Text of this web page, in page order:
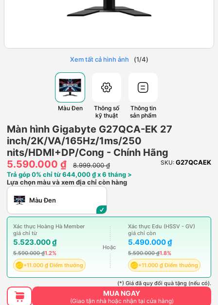
Xem tất cả hình ảnh (1/4)
Màu Đen
Thông số
kỹ thuật
Thông tin
sản phẩm
Màn hình Gigabyte G27QCA-EK 27
inch/2K/VA/165Hz/1ms/250
nits/HDMI+DP/Cong - Chính Hãng
5.590.000 ₫
8.999.000 ₫ SKU: G27QCAEK
Trả góp 0% chỉ từ 644,000 ₫ x 6 tháng >
Lựa chọn màu và xem địa chỉ còn hàng
Màu Đen
Xác thực Hoàng Hà Member
giá chỉ từ
5.523.000 ₫
5.590.000 ₫1.2%
+11.000 ₫ Điểm thưởng
Hoặc
Xác thực Edu (HSSV - GV)
giá chỉ còn
5.490.000 ₫
5.590.000 ₫1.8%
+11.000 ₫ Điểm thưởng
(*) Giá đã quy đổi quà tặng (nếu có).
MUA NGAY
(Giao tận nhà hoặc nhận tại cửa hàng)